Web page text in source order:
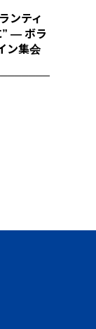
ンティ
” ― ボラ
ン集会